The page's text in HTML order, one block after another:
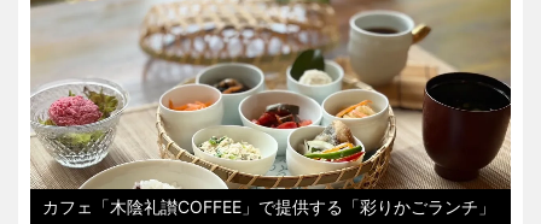
カフェ「木陰礼讃COFFEE」で提供する「彩りかごランチ」